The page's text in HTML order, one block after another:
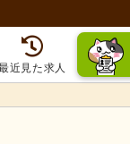
近見た求人